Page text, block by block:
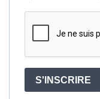
S'INSCRIRE